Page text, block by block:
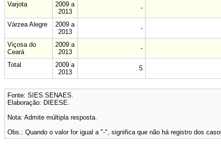
Varjota
2009 a
2013
-
Várzea Alegre
2009 a
2013
-
Viçosa do
Ceará
2009 a
2013
-
Total
2009 a
2013
5
Fonte: SIES.SENAES.
Elaboração: DIEESE.
Nota: Admite múltipla resposta.
Obs.: Quando o valor for igual a "-", significa que não há registro dos